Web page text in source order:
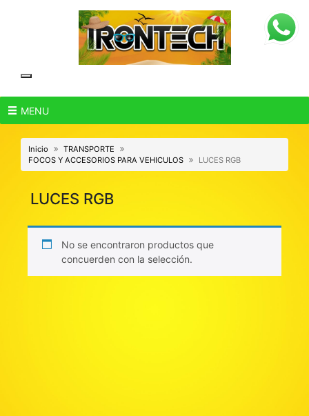
MENU
Inicio
TRANSPORTE
FOCOS Y ACCESORIOS PARA VEHICULOS
LUCES RGB
LUCES RGB
No se encontraron productos que
concuerden con la selección.